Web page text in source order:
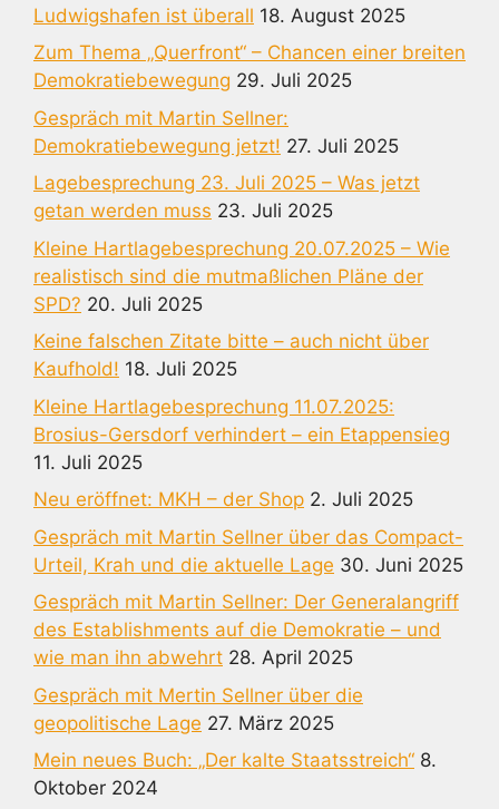
Ludwigshafen ist überall 18. August 2025
Zum Thema „Querfront“ – Chancen einer breiten
Demokratiebewegung 29. Juli 2025
Gespräch mit Martin Sellner:
Demokratiebewegung jetzt! 27. Juli 2025
Lagebesprechung 23. Juli 2025 – Was jetzt
getan werden muss 23. Juli 2025
Kleine Hartlagebesprechung 20.07.2025 – Wie
realistisch sind die mutmaßlichen Pläne der
SPD? 20. Juli 2025
Keine falschen Zitate bitte – auch nicht über
Kaufhold! 18. Juli 2025
Kleine Hartlagebesprechung 11.07.2025:
Brosius-Gersdorf verhindert – ein Etappensieg
11. Juli 2025
Neu eröffnet: MKH – der Shop 2. Juli 2025
Gespräch mit Martin Sellner über das Compact-
Urteil, Krah und die aktuelle Lage 30. Juni 2025
Gespräch mit Martin Sellner: Der Generalangriff
des Establishments auf die Demokratie – und
wie man ihn abwehrt 28. April 2025
Gespräch mit Mertin Sellner über die
geopolitische Lage 27. März 2025
Mein neues Buch: „Der kalte Staatsstreich“ 8.
Oktober 2024